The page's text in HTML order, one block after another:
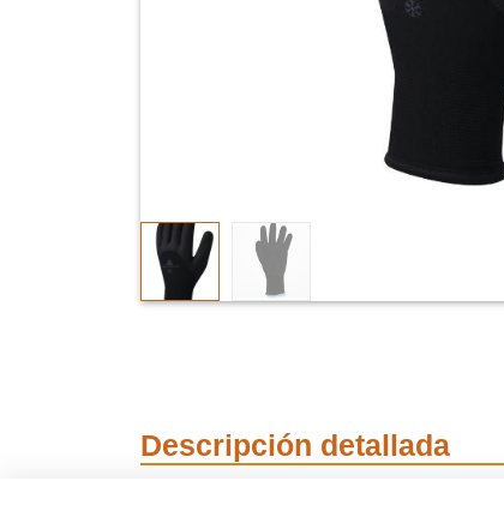
Descripción detallada